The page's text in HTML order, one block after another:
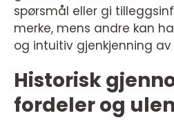
spørsmål eller gi
merke, mens andre kan
og intuitiv gjenkjenning av
Historisk
fordeler og